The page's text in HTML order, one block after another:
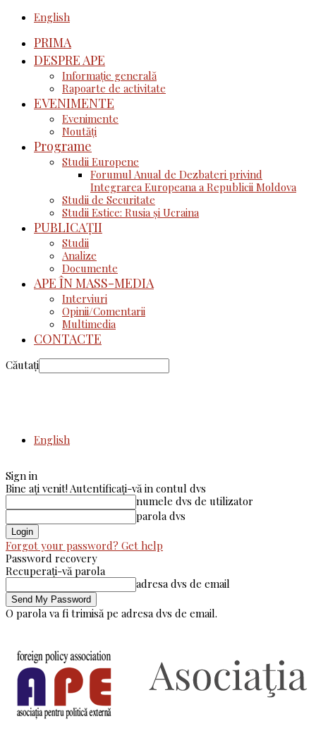
English
PRIMA
DESPRE APE
Informație generală
Rapoarte de activitate
EVENIMENTE
Evenimente
Noutăţi
Programe
Studii Europene
Forumul Anual de Dezbateri privind
Integrarea Europeana a Republicii Moldova
Studii de Securitate
Studii Estice: Rusia și Ucraina
PUBLICAȚII
Studii
Analize
Documente
APE ÎN MASS-MEDIA
Interviuri
Opinii/Comentarii
Multimedia
CONTACTE
Căutați
English
Sign in
Bine ați venit! Autentificați-vă in contul dvs
numele dvs de utilizator
parola dvs
Forgot your password? Get help
Password recovery
Recuperați-vă parola
adresa dvs de email
O parola va fi trimisă pe adresa dvs de email.